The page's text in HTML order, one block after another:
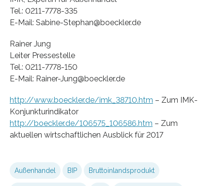
Tel.: 0211-7778-335
E-Mail: Sabine-Stephan@boeckler.de
Rainer Jung
Leiter Pressestelle
Tel.: 0211-7778-150
E-Mail: Rainer-Jung@boeckler.de
http://www.boeckler.de/imk_38710.htm – Zum IMK-
Konjunkturindikator
http://boeckler.de/106575_106586.htm – Zum
aktuellen wirtschaftlichen Ausblick für 2017
Außenhandel BIP Bruttoinlandsprodukt